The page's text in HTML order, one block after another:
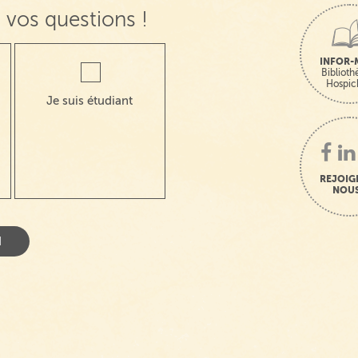
questions !
Je suis étudiant
INFOR-